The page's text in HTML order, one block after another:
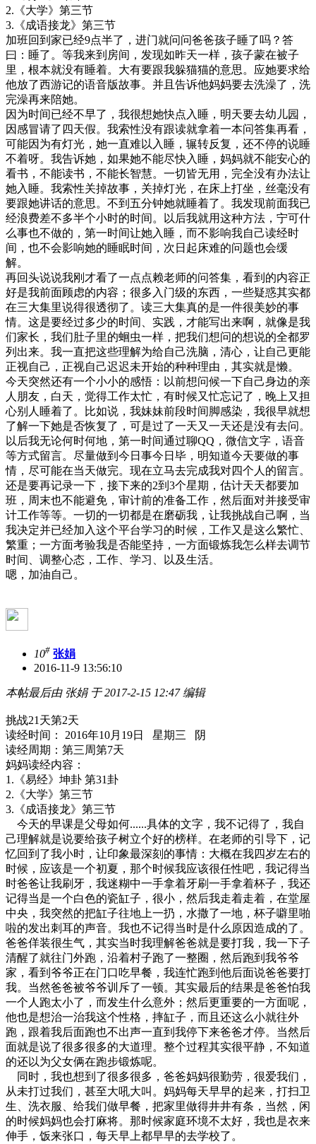
2.《大学》第三节
3.《成语接龙》第三节
加班回到家已经9点半了，进门就问问爸爸孩子睡了吗？答
曰：睡了。等我来到房间，发现如昨天一样，孩子蒙在被子
里，根本就没有睡着。大有要跟我躲猫猫的意思。应她要求给
他放了西游记的语音版故事。并且告诉他妈妈要去洗澡了，洗
完澡再来陪她。
因为时间已经不早了，我很想她快点入睡，明天要去幼儿园，
因感冒请了四天假。我索性没有跟读就拿着一本问答集再看，
可能因为有灯光，她一直难以入睡，辗转反复，还不停的说睡
不着呀。我告诉她，如果她不能尽快入睡，妈妈就不能安心的
看书，不能读书，不能长智慧。一切皆无用，完全没有办法让
她入睡。我索性关掉故事，关掉灯光，在床上打坐，丝毫没有
要跟她讲话的意思。不到五分钟她就睡着了。我发现前面我已
经浪费差不多半个小时的时间。以后我就用这种方法，宁可什
么事也不做的，第一时间让她入睡，而不影响我自己读经时
间，也不会影响她的睡眠时间，次日起床难的问题也会缓
解。
再回头说说我刚才看了一点点赖老师的问答集，看到的内容正
好是我前面顾虑的内容；很多入门级的东西，一些疑惑其实都
在三大集里说得很透彻了。读三大集真的是一件很美妙的事
情。这是要经过多少的时间、实践，才能写出来啊，就像是我
们家长，我们肚子里的蛔虫一样，把我们想问的想说的全都罗
列出来。我一直把这些理解为给自己洗脑，清心，让自己更能
正视自己，正视自己迟迟未开始的种种理由，其实就是懒。
今天突然还有一个小小的感悟：以前想问候一下自己身边的亲
人朋友，白天，觉得工作太忙，有时候又忙忘记了，晚上又担
心别人睡着了。比如说，我妹妹前段时间脚感染，我很早就想
了解一下她是否恢复了，可是过了一天又一天还是没有去问。
以后我无论何时何地，第一时间通过聊QQ，微信文字，语音
等方式留言。尽量做到今日事今日毕，明知道今天要做的事
情，尽可能在当天做完。现在立马去完成我对四个人的留言。
还是要再记录一下，接下来的2到3个星期，估计天天都要加
班，周末也不能避免，审计前的准备工作，然后面对并接受审
计工作等等。一切的一切都是在磨砺我，让我挑战自己啊，当
我决定并已经加入这个平台学习的时候，工作又是这么繁忙、
繁重；一方面考验我是否能坚持，一方面锻炼我怎么样去调节
时间、调整心态，工作、学习、以及生活。
嗯，加油自己。
10# 张娟
2016-11-9 13:56:10
本帖最后由 张娟 于 2017-2-15 12:47 编辑
挑战21天第2天
读经时间： 2016年10月19日 星期三 阴
读经周期：第三周第7天
妈妈读经内容：
1.《易经》坤卦 第31卦
2.《大学》第三节
3.《成语接龙》第三节
今天的早课是父母如何......具体的文字，我不记得了，我自
己理解就是说要给孩子树立个好的榜样。在老师的引导下，记
忆回到了我小时，让印象最深刻的事情：大概在我四岁左右的
时候，应该是一个初夏，那个时候我应该很任性吧，我记得当
时爸爸让我刷牙，我迷糊中一手拿着牙刷一手拿着杯子，我还
记得当是一个白色的瓷缸子，很小，然后我走着走着，在堂屋
中央，我突然的把缸子往地上一扔，水撒了一地，杯子噼里啪
啦的发出刺耳的声音。我也不记得当时是什么原因造成的了。
爸爸佯装很生气，其实当时我理解爸爸就是要打我，我一下子
清醒了就往门外跑，沿着村子跑了一整圈，然后跑到我爷爷
家，看到爷爷正在门口吃早餐，我连忙跑到他后面说爸爸要打
我。当然爸爸被爷爷训斥了一顿。其实最后的结果是爸爸怕我
一个人跑太小了，而发生什么意外；然后更重要的一方面呢，
他也是想治一治我这个性格，摔缸子，而且还这么小就往外
跑，跟着我后面跑也不出声一直到我停下来爸爸才停。当然后
面就是说了很多很多的大道理。整个过程其实很平静，不知道
的还以为父女俩在跑步锻炼呢。
同时，我也想到了很多很多，爸爸妈妈很勤劳，很爱我们，
从未打过我们，甚至大吼大叫。妈妈每天早早的起来，打扫卫
生、洗衣服、给我们做早餐，把家里做得井井有条，当然，闲
的时候妈妈也会打麻将。那时候家庭环境不太好，我也是衣来
伸手，饭来张口，每天早上都早早的去学校了。